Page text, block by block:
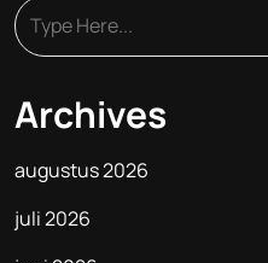
Archives
augustus 2026
juli 2026